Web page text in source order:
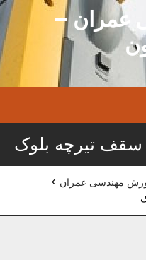
عمران –
تیرچه بلوک
مهندسی عمران >